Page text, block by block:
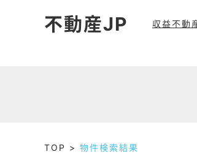
不動産JP 収益不動
TOP 物件検索結果